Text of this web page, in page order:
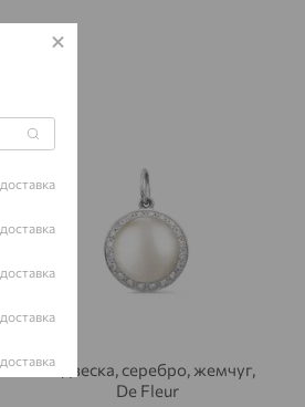
ВИД КАМНЯ
Подвеска, серебро, жемчуг,
De Fleur
64%
доставка
доставка
доставка
доставка
доставка